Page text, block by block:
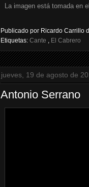
La imagen está tomada en
Publicado por Ricardo Carrillo
Etiquetas: Cante , El Cabrero
jueves, 19 de agosto de
Antonio Serrano